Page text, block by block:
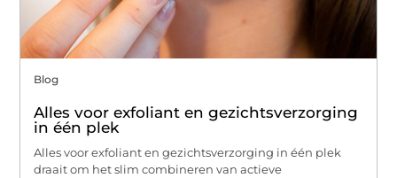
Blog
Alles voor exfoliant en gezichtsverzorging
in één plek
Alles voor exfoliant en gezichtsverzorging in één plek
draait om het slim combineren van actieve